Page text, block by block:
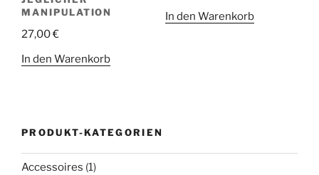
MANIPULATION
27,00€
In den Warenkorb
In den Warenkorb
PRODUKT-KATEGORIEN
Accessoires (1)